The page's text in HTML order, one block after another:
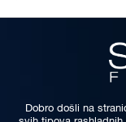
Dobro došli na